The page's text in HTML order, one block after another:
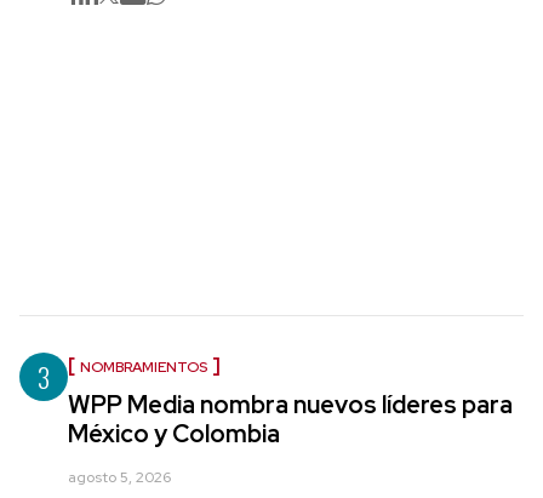
3 NOMBRAMIENTOS
WPP Media nombra nuevos líderes para
México y Colombia
agosto 5, 2026